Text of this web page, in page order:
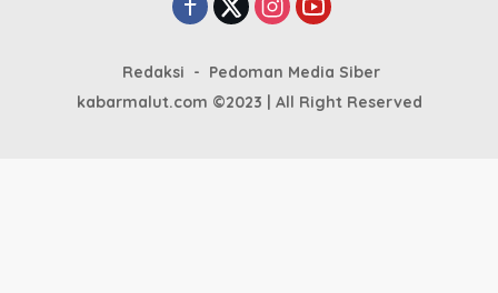
Redaksi
Pedoman Media Siber
kabarmalut.com ©2023 | All Right Reserved